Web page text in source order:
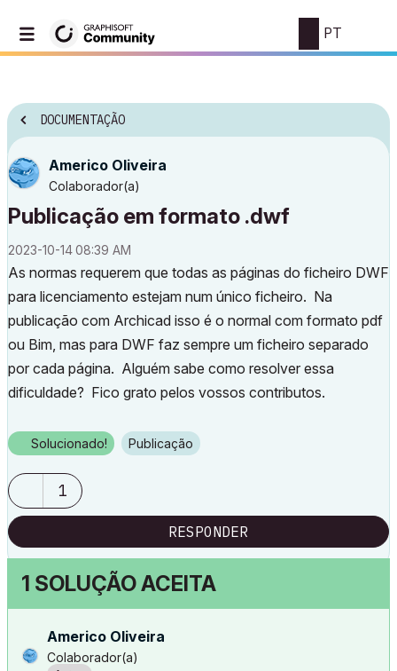
PT
DOCUMENTAÇÃO
Americo Oliveira
Colaborador(a)
Publicação em formato .dwf
‎2023-10-1408:39 AM
As normas requerem que todas as páginas do ficheiro DWF
para licenciamento estejam num único ficheiro. Na
publicação com Archicad isso é o normal com formato pdf
ou Bim, mas para DWF faz sempre um ficheiro separado
por cada página. Alguém sabe como resolver essa
dificuldade? Fico grato pelos vossos contributos.
Solucionado! Publicação
1
RESPONDER
1 SOLUÇÃO ACEITA
Americo Oliveira
Colaborador(a)